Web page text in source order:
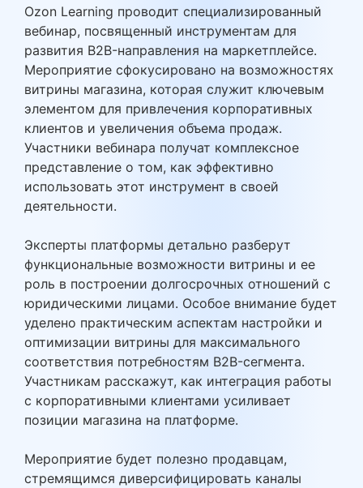
Ozon Learning проводит специализированный
вебинар, посвященный инструментам для
развития B2B-направления на маркетплейсе.
Мероприятие сфокусировано на возможностях
витрины магазина, которая служит ключевым
элементом для привлечения корпоративных
клиентов и увеличения объема продаж.
Участники вебинара получат комплексное
представление о том, как эффективно
использовать этот инструмент в своей
деятельности.
Эксперты платформы детально разберут
функциональные возможности витрины и ее
роль в построении долгосрочных отношений с
юридическими лицами. Особое внимание будет
уделено практическим аспектам настройки и
оптимизации витрины для максимального
соответствия потребностям B2B-сегмента.
Участникам расскажут, как интеграция работы
с корпоративными клиентами усиливает
позиции магазина на платформе.
Мероприятие будет полезно продавцам,
стремящимся диверсифицировать каналы